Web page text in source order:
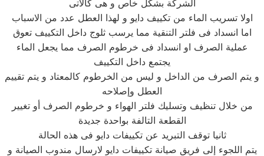
الشركة بشكل خاص و هى كالاتى
اولا تسريب الماء من تكييف دايو و لهذا العطل عدد من الاسباب
اما انسداد فى فلتر التنقية مما يرسب ثلوج داخل التكييف تعوق
عملية الصرف او انسداد فى خرطوم الصرف مما يجعل الماء
يجتمع داخل التكييف
و يتم الصرف من الداخل و ليس من الخرطوم كالمعتاد و يتم تقييم
العطل وإصلاحه
من خلال تنظيف وتسليك فلتر الهواء و خرطوم الصرف أو تغيير
القطعة التالفة بواحدة جديدة
ثانيا توقف التبريد عن تكييفات دايو فى هذه الحالة
يتم اللجوء إلى فريق صيانة تكييفات دايو لارسال مندوب الصيانة و